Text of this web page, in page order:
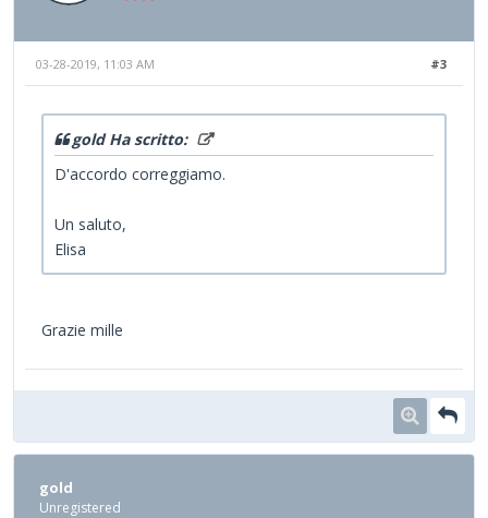
#3
03-28-2019, 11:03 AM
gold Ha scritto:
D'accordo correggiamo.
Un saluto,
Elisa
Grazie mille
gold
Unregistered